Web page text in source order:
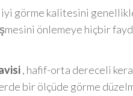
iyi görme kalitesini
önlemeye hiçbir
, hafif-orta dereceli
bir ölçüde görme